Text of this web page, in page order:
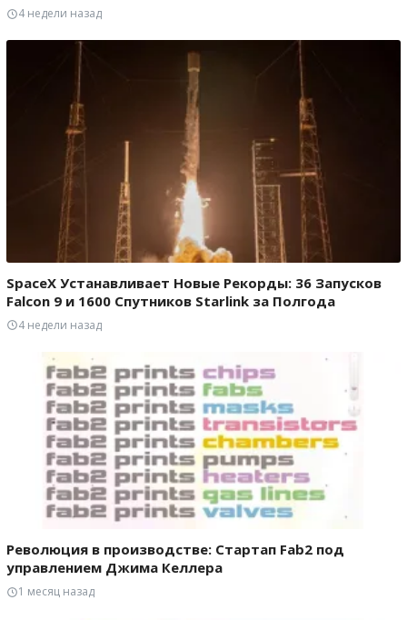
4 недели назад
SpaceX Устанавливает Новые Рекорды: 36 Запусков
Falcon 9 и 1600 Спутников Starlink за Полгода
4 недели назад
Революция в производстве: Стартап Fab2 под
управлением Джима Келлера
1 месяц назад